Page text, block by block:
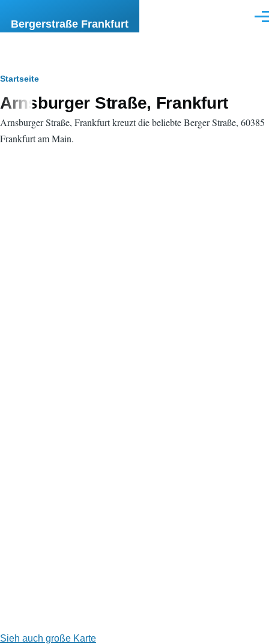
Bergerstraße Frankfurt
Pfadnavigation
Startseite
Arnsburger Straße, Frankfurt
Arnsburger Straße, Frankfurt kreuzt die beliebte Berger Straße, 60385
Frankfurt am Main.
Sieh auch große Karte